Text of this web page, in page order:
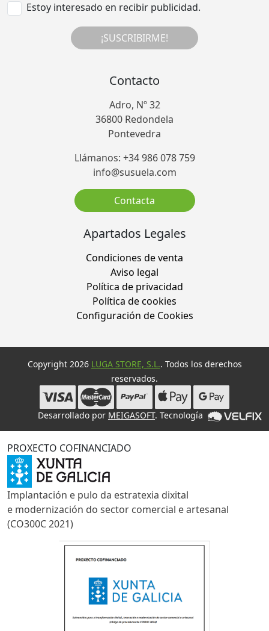
Estoy interesado en recibir publicidad.
¡SUSCRIBIRME!
Contacto
Adro, Nº 32
36800 Redondela
Pontevedra
Llámanos: +34 986 078 759
info@susuela.com
Contacta
Apartados Legales
Condiciones de venta
Aviso legal
Política de privacidad
Política de cookies
Configuración de Cookies
Copyright 2026 LUGA STORE, S.L.. Todos los derechos
reservados.
Desarrollado por MEIGASOFT. Tecnología
PROXECTO COFINANCIADO
Implantación e pulo da estratexia dixital
e modernización do sector comercial e artesanal
(CO300C 2021)